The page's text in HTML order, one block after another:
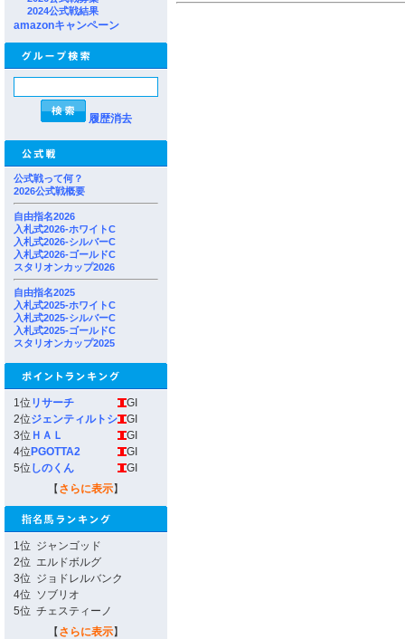
2024公式戦結果
amazonキャンペーン
履歴消去
公式戦って何？
2026公式戦概要
自由指名2026
入札式2026-ホワイトC
入札式2026-シルバーC
入札式2026-ゴールドC
スタリオンカップ2026
自由指名2025
入札式2025-ホワイトC
入札式2025-シルバーC
入札式2025-ゴールドC
スタリオンカップ2025
1位 リサーチ
GI
2位ジェンティルトシ
GI
3位 ＨＡＬ
GI
4位 PGOTTA2
GI
5位 しのくん
GI
【 さらに表示】
1位 ジャンゴッド
2位 エルドボルグ
3位 ジョドレルバンク
4位 ソブリオ
5位 チェスティーノ
【 さらに表示】